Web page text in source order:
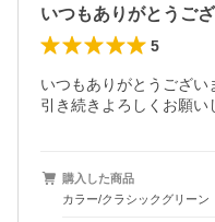
5
いつもありがとうござい
引き続きよろしくお願い
購入した商品
カラー/クラシックグリーン